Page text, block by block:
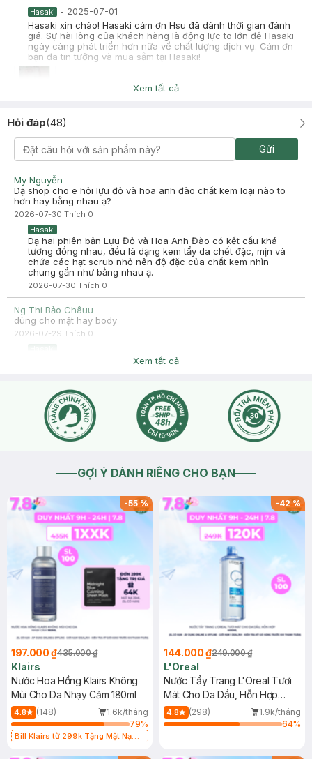
Hasaki - 2025-07-01
Hasaki xin chào! Hasaki cảm ơn Hsu đã dành thời gian đánh
giá. Sự hài lòng của khách hàng là động lực to lớn để Hasaki
ngày càng phát triển hơn nữa về chất lượng dịch vụ. Cảm ơn
bạn đã tin tưởng và mua sắm tại Hasaki!
Thuý An
2024-08-03
Dùng xong thấy mướt da với thơm nữa
Xem tất cả
Hỏi đáp(48)
Gửi
My Nguyễn
Dạ shop cho e hỏi lựu đỏ và hoa anh đào chất kem loại nào to
hơn hay bằng nhau ạ?
2026-07-30 Thích 0
Hasaki
Dạ hai phiên bản Lựu Đỏ và Hoa Anh Đào có kết cấu khá
tương đồng nhau, đều là dạng kem tẩy da chết đặc, mịn và
chứa các hạt scrub nhỏ nên độ đặc của chất kem nhìn
chung gần như bằng nhau ạ.
2026-07-30 Thích 0
Ng Thi Bảo Châuu
dùng cho mặt hay body
2026-07-29 Thích 0
Chào bạn, sản phẩm sử dụng cho da body ạ
Xem tất cả
GỢI Ý DÀNH RIÊNG CHO BẠN
-55%
197.000 ₫435.000 ₫
Klairs
Nước Hoa Hồng Klairs Không
Mùi Cho Da Nhạy Cảm 180ml
4.8 (148)
1.6k/tháng
79%
Bill Klairs từ 299k Tặng Mặt Nạ
-42%
144.000 ₫249.000 ₫
L'Oreal
Nước Tẩy Trang L'Oreal Tươi
Mát Cho Da Dầu, Hỗn Hợp
400ml
4.8 (298)
1.9k/tháng
64%